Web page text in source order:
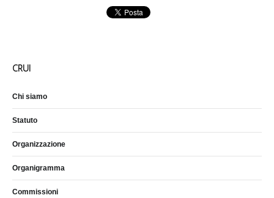
CRUI
Chi siamo
Statuto
Organizzazione
Organigramma
Commissioni